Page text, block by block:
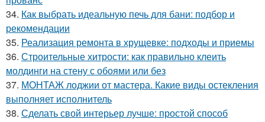
34. Как выбрать идеальную печь для бани: подбор и
рекомендации
35. Реализация ремонта в хрущевке: подходы и приемы
36. Строительные хитрости: как правильно клеить
молдинги на стену с обоями или без
37. МОНТАЖ лоджии от мастера. Какие виды остекления
выполняет исполнитель
38. Сделать свой интерьер лучше: простой способ